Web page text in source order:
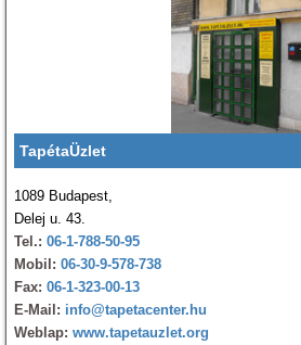
TapétaÜzlet
1089 Budapest,
Delej u. 43.
Tel.: 06-1-788-50-95
Mobil: 06-30-9-578-738
Fax: 06-1-323-00-13
E-Mail: info@tapetacenter.hu
Weblap: www.tapetauzlet.org